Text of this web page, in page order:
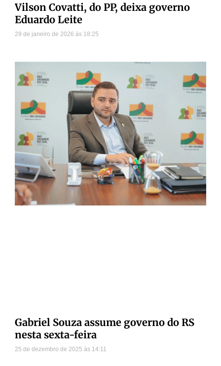
Vilson Covatti, do PP, deixa governo
Eduardo Leite
29 de janeiro de 2026 18:25
Gabriel Souza assume governo do RS
nesta sexta-feira
25 de dezembro de 2025 14:11